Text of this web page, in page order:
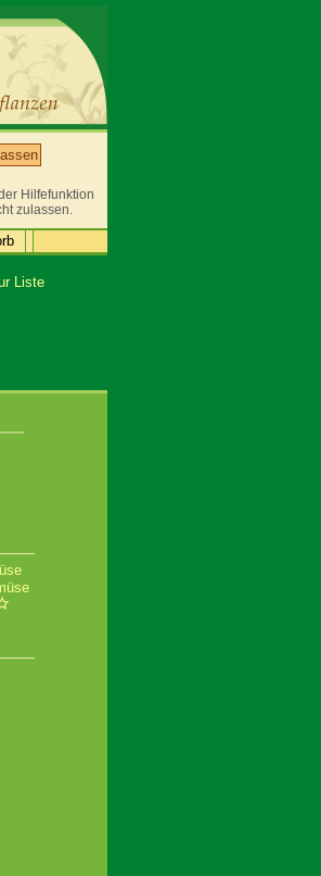
Hilfefunktion
zulassen.
Liste